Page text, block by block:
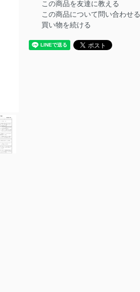
この商品を友達に教える
この商品について問い合わせる
買い物を続ける